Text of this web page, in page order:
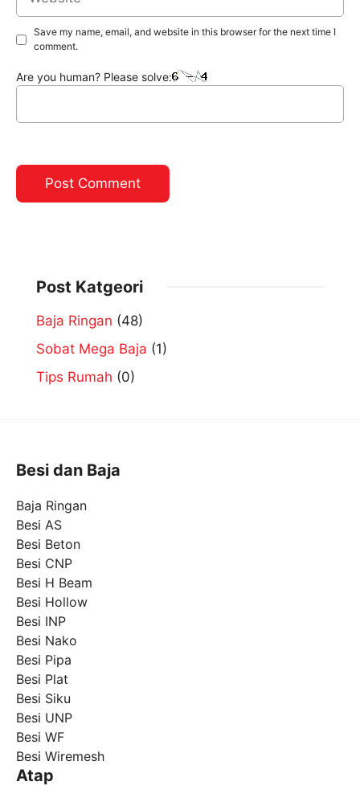
Save my name, email, and website in this browser for the next time I
comment.
Are you human? Please solve:
Post Katgeori
Baja Ringan (48)
Sobat Mega Baja (1)
Tips Rumah (0)
Besi dan Baja
Baja Ringan
Besi AS
Besi Beton
Besi CNP
Besi H Beam
Besi Hollow
Besi INP
Besi Nako
Besi Pipa
Besi Plat
Besi Siku
Besi UNP
Besi WF
Besi Wiremesh
Atap